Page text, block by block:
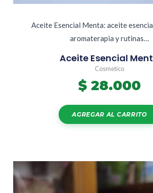
Aceite Esencial Menta: aceite
aromaterapia y rutinas…
Aceite Esencial
Cosmetico
$ 28.000
AGREGAR AL CARRITO